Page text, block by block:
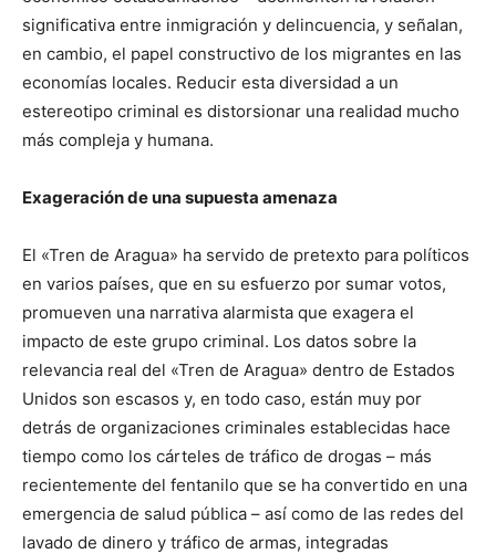
significativa entre inmigración y delincuencia, y señalan,
en cambio, el papel constructivo de los migrantes en las
economías locales. Reducir esta diversidad a un
estereotipo criminal es distorsionar una realidad mucho
más compleja y humana.
Exageración de una supuesta amenaza
El «Tren de Aragua» ha servido de pretexto para políticos
en varios países, que en su esfuerzo por sumar votos,
promueven una narrativa alarmista que exagera el
impacto de este grupo criminal. Los datos sobre la
relevancia real del «Tren de Aragua» dentro de Estados
Unidos son escasos y, en todo caso, están muy por
detrás de organizaciones criminales establecidas hace
tiempo como los cárteles de tráfico de drogas – más
recientemente del fentanilo que se ha convertido en una
emergencia de salud pública – así como de las redes del
lavado de dinero y tráfico de armas, integradas